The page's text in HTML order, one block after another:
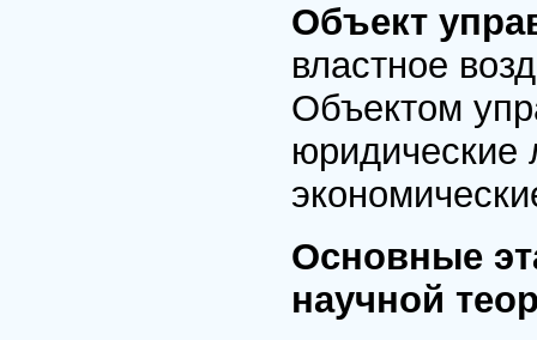
Объект
властное
Объектом
юридические
Основные
научной